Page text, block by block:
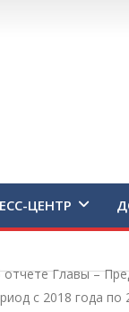
ЦЕНТР
Главы –
с 2018 года по